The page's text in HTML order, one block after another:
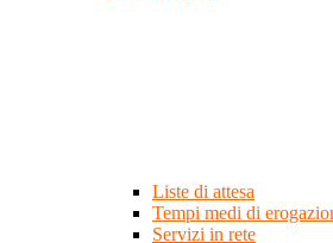
Liste di attesa
Tempi medi di
Servizi in rete